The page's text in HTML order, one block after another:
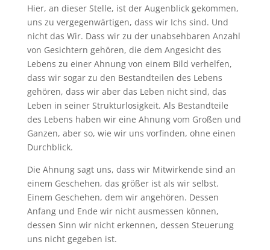
Hier, an dieser Stelle, ist der Augenblick gekommen,
uns zu vergegenwärtigen, dass wir Ichs sind. Und
nicht das Wir. Dass wir zu der unabsehbaren Anzahl
von Gesichtern gehören, die dem Angesicht des
Lebens zu einer Ahnung von einem Bild verhelfen,
dass wir sogar zu den Bestandteilen des Lebens
gehören, dass wir aber das Leben nicht sind, das
Leben in seiner Strukturlosigkeit. Als Bestandteile
des Lebens haben wir eine Ahnung vom Großen und
Ganzen, aber so, wie wir uns vorfinden, ohne einen
Durchblick.
Die Ahnung sagt uns, dass wir Mitwirkende sind an
einem Geschehen, das größer ist als wir selbst.
Einem Geschehen, dem wir angehören. Dessen
Anfang und Ende wir nicht ausmessen können,
dessen Sinn wir nicht erkennen, dessen Steuerung
uns nicht gegeben ist.